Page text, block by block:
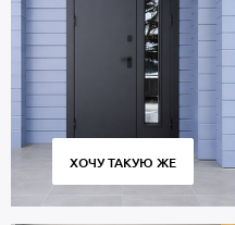
ХОЧУ ТАКУЮ ЖЕ